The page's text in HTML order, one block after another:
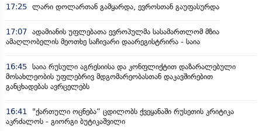
17:25 ლარი დოლართან გამყარდა, ევროსთან გაუფასურდა
17:07 ადამიანის უფლებათა ევროპულმა სასამართლომ მზია
ამაღლობელის მეოთხე საჩივარი დაარეგისტრირა - საია
16:45 საია რუსული აგრესიისა და კონფლიქტით დაზარალებული
მოსახლეობის უფლებრივ მდგომარეობასთან დაკავშირებით
განცხადებას ავრცელებს
16:41
"ქართული ოცნება“ ცდილობს ქვეყანაში რუსეთის კრიტიკა
აკრძალოს - გიორგი ბუტიკაშვილი